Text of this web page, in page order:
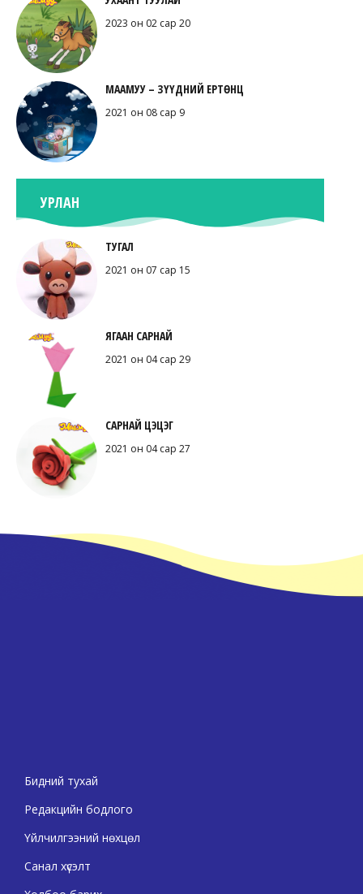
2023 он 02 сар 20
МААМУУ – ЗҮҮДНИЙ ЕРТӨНЦ
2021 он 08 сар 9
УРЛАН
ТУГАЛ
2021 он 07 сар 15
ЯГААН САРНАЙ
2021 он 04 сар 29
САРНАЙ ЦЭЦЭГ
2021 он 04 сар 27
Бидний тухай
Редакцийн бодлого
Үйлчилгээний нөхцөл
Санал хүсэлт